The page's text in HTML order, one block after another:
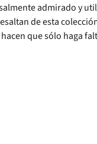
admirado y
de esta
que sólo haga